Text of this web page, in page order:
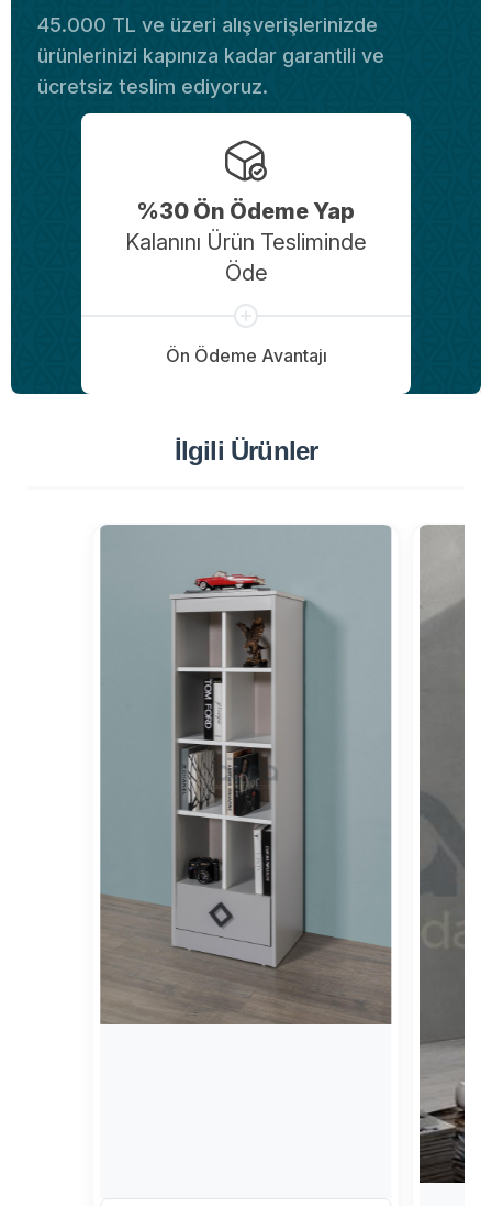
45.000 TL ve üzeri alışverişlerinizde
ürünlerinizi kapınıza kadar garantili ve
ücretsiz teslim ediyoruz.
%30 Ön Ödeme Yap
Kalanını Ürün Tesliminde
Öde
Ön Ödeme Avantajı
İlgili Ürünler